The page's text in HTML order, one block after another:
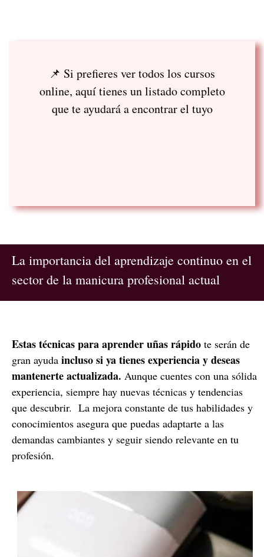
📌 Si prefieres ver todos los cursos
online, aquí tienes un listado completo
que te ayudará a encontrar el tuyo
La importancia del aprendizaje continuo en el
sector de la manicura profesional actual
Estas técnicas para aprender uñas rápido te serán de
gran ayuda incluso si ya tienes experiencia y deseas
mantenerte actualizada. Aunque cuentes con una sólida
experiencia, siempre hay nuevas técnicas y tendencias
que descubrir. La mejora constante de tus habilidades y
conocimientos asegura que puedas adaptarte a las
demandas cambiantes y seguir siendo relevante en tu
profesión.